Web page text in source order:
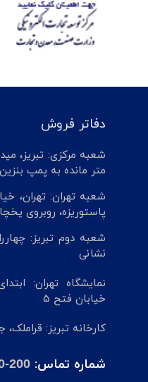
دفاتر فروش
متر مانده به پمپ بنزین
شعبه تهران: تهران،
پاستوریزه، روبروی
شعبه دوم تبریز:
نشانی
نمایشگاه تهران:
خیابان فتح 5
کارخانه تبریز:
شماره تماس: 200